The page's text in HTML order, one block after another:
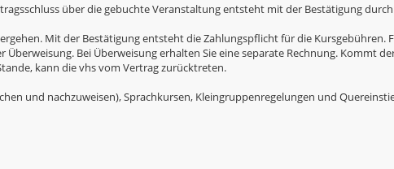
über die gebuchte Veranstaltung entsteht mit der Bestätigung
Mit der Bestätigung entsteht die Zahlungspflicht für die Kursgebühren.
Bei Überweisung erhalten Sie eine separate Rechnung. Kommt
kann die vhs vom Vertrag zurücktreten.
und nachzuweisen), Sprachkursen, Kleingruppenregelungen und